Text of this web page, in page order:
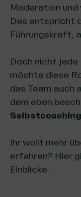
Moderation und
Das entspricht
Führungskraft,
Doch nicht jede
möchte diese
das Team auch
dem eben
Ihr wollt mehr
erfahren? Hier
Einblicke.